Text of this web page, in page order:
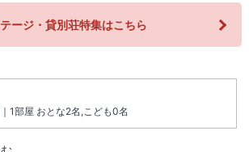
ージ・貸別荘特集はこちら
1部屋 おとな2名,こども0名